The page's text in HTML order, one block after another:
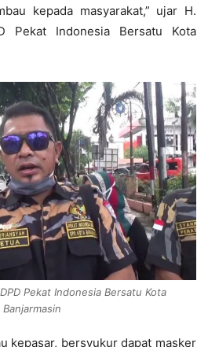
kepada masyarakat,” ujar H.
Pekat Indonesia Bersatu Kota
Pekat Indonesia Bersatu Kota
Banjarmasin
kepasar, bersyukur dapat masker